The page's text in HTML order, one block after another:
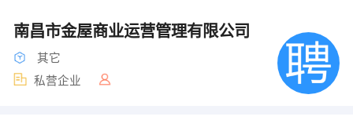
南昌市金屋商业运营管理有限公司
其它
私营企业